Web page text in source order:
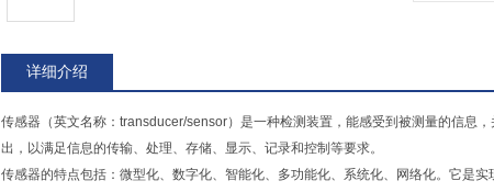
详细介绍
传感器（英文名称：transducer/sensor）是一种检测装置，能感受到被测量的信息
出，以满足信息的传输、处理、存储、显示、记录和控制等要求。
传感器的特点包括：微型化、数字化、智能化、多功能化、系统化、网络化。它是